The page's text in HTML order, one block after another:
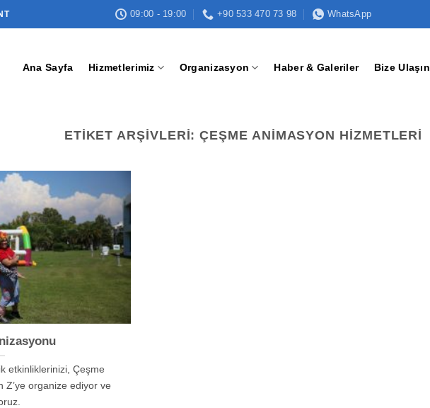
09:00 - 19:00 +90 533 470 73 98 WhatsApp
Ana Sayfa Hizmetlerimiz Organizasyon Haber & Galeriler Bize Ulaşın
ETIKET ARŞIVLERI:ÇEŞME ANIMASYON HIZMETLERI
etkinliklerinizi, Çeşme
Z’ye organize ediyor ve